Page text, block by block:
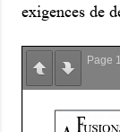
exigences de
Page 1